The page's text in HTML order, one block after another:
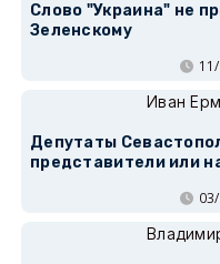
Слово "Украина" не
Зеленскому
Иван
Депутаты
представители или